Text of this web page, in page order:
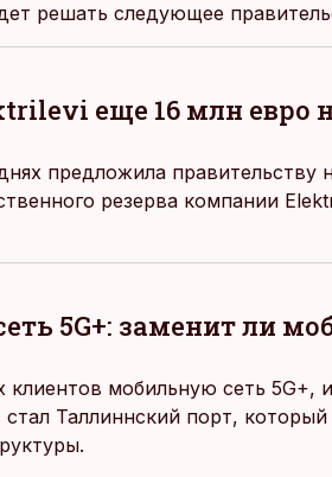
решать следующее
еще 16 млн евро
предложила правительству
резерва компании
5G+: заменит ли
клиентов мобильную сеть 5G+,
Таллиннский порт,